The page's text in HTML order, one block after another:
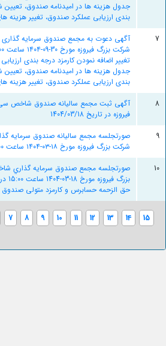
جدول هزینه ها در امیدنامه صندوق، تعیین
بندی ارزیابی عملکرد صندوق، تغییر هزینه
7
آگهی دعوت به مجمع صندوق سرمایه
تغییر اضافه نمودن کارمزد درجه بندی
جدول هزینه ها در امیدنامه صندوق، تعیین
بندی ارزیابی عملکرد صندوق، تغییر هزینه
8
آگهی ثبت مجمع سالیانه صندوق شاخص
فیروزه در تاریخ 1404/03/18
9
صورتجلسه مجمع ساليانه صندوق سرمايه
شرکت بزرگ فيروزه مورخ ۱۸-۰۳-۱۴۰۴ ساعت ۱۴:۰۰
10
صورتجلسه مجمع صندوق سرمايه گذاري
بزرگ
حق الزحمه حسابرس و کارمزد متولی صندوق
7 8 9 10 11 12 13 14
15